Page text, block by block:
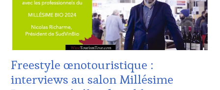
SALONS
INTERNATIONAUX,
TASTING
MOVIE,
WINE
TASTING
VOUCHER,
DE-
PROVENCE,
DOMAINE
VITICOLE,
TOURISME,
EDITION
LES
Freestyle œnotouristique :
interviews au salon Millésime